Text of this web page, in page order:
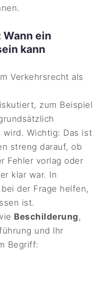
ein
kann
Verkehrsrecht als
zum Beispiel
Wichtig: Das ist
streng darauf, ob
Fehler vorlag oder
klar war. In
der Frage helfen,
ist.
Beschilderung,
und Ihr
Begriff: